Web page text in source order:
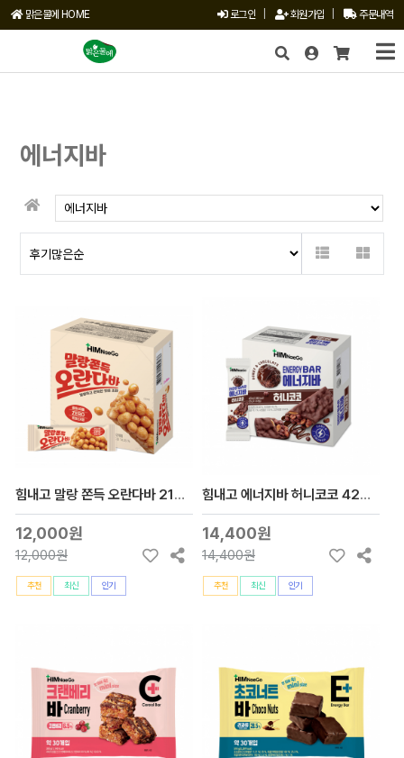
맑은물에 HOME 로그인| 회원가입 주문내역
에너지바
힘내고 말랑 쫀득 오란다바 216g(18gx12개입)
12,000원
12,000원
추천 최신 인기
힘내고 에너지바 허니코코 420g(35gx12개입)
14,400원
14,400원
추천 최신 인기